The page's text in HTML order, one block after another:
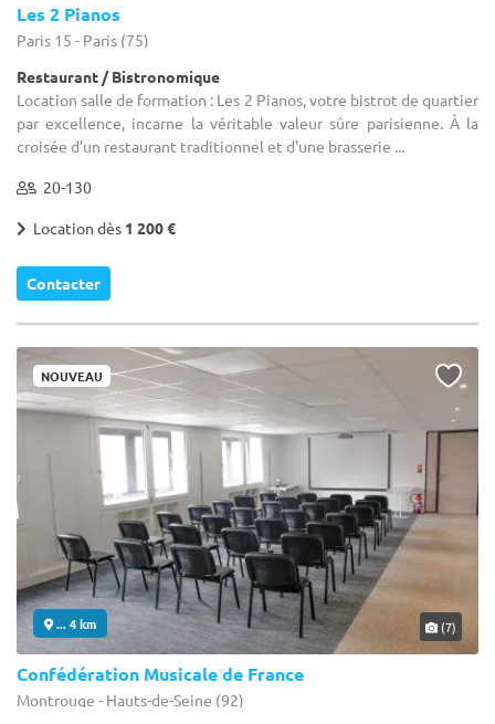
Les 2 Pianos
Paris 15 - Paris (75)
Restaurant / Bistronomique
Location salle de formation : Les 2 Pianos, votre bistrot de quartier
par excellence, incarne la véritable valeur sûre parisienne. À la
croisée d’un restaurant traditionnel et d'une brasserie ...
20-130
Location dès 1 200 €
Contacter
NOUVEAU
... 4 km (7)
Confédération Musicale de France
Montrouge - Hauts-de-Seine (92)